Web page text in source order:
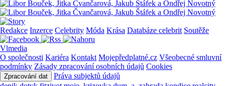
Redakce Inzerce Celebrity Móda Krása Databáze celebrit Soutěže
Vlmedia
O společnosti Kariéra Kontakt Mojepředplatné.cz Všeobecné smluvní
podmínky Zásady zpracování osobních údajů Cookies
Zpracování dat
Práva subjektů údajů